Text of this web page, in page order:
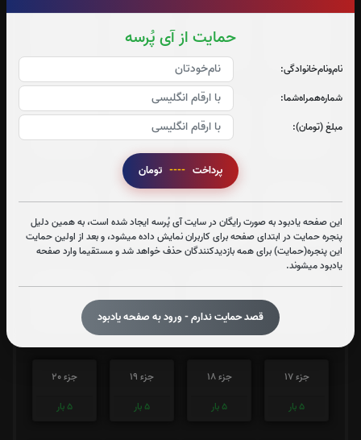
حمایت از آی پُرسه
نام‌و‌نام‌خانوادگی:
شماره‌همراه‌شما:
مبلغ (تومان):
پرداخت ----
این صفحه یادبود به صورت رایگان در سایت آی پُرسه ایجاد شده است، به همین دلیل
پنجره حمایت در ابتدای صفحه برای کاربران نمایش داده میشود، و بعد از اولین حمایت
این پنجره(حمایت) برای همه بازدیدکنندگان حذف خواهد شد و مستقیما وارد صفحه
یادبود میشوند.
قصد حمایت ندارم - ورود به صفحه یادبود
5بار
5بار
5بار
جزء 6
5بار
جزء 7
5بار
جزء 8
5بار
جزء 9
5
بار
جزء 10
5
بار
جزء 11
5 بار
جزء 12
5 بار
جزء 13
جزء 14
5بار
جزء 15
5بار
جزء 16
جزء 17
5 بار
جزء 18
5 بار
جزء 19
5 بار
جزء 20
5 بار